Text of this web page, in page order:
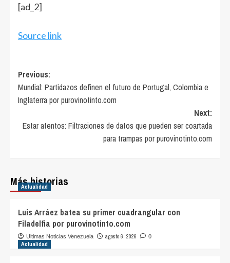
[ad_2]
Source link
Post
navigation
Previous:
Mundial: Partidazos definen el futuro de Portugal, Colombia e
Inglaterra por purovinotinto.com
Next:
Estar atentos: Filtraciones de datos que pueden ser coartada
para trampas por purovinotinto.com
Más historias
Actualidad
Luis Arráez batea su primer cuadrangular con
Filadelfia por purovinotinto.com
Ultimas Noticias Venezuela agosto 6, 2026 0
Actualidad